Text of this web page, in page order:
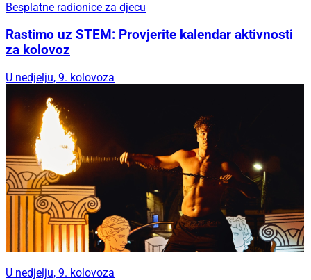
Besplatne radionice za djecu
Rastimo uz STEM: Provjerite kalendar aktivnosti
za kolovoz
U nedjelju, 9. kolovoza
U nedjelju, 9. kolovoza